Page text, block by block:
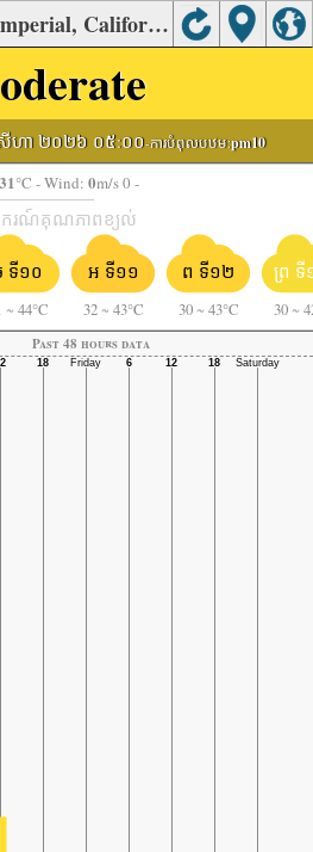
Calexico-Ethel Street, Imperial, California's Air Quality
៨ សីហា ២០២៦ ០៥:០០-ការបំពុលបឋម:pm10
31°C - Wind: 0m/s 0 -
ាករណ៍គុណភាពខ្យល់
ទី១០
~ 44°C
អ ទី១១
32 ~ 43°C
ព ទី១២
30 ~ 43°C
ព្រ
30 ~
Past 48 hours data